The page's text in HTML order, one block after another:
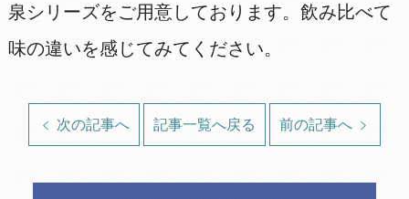
泉シリーズをご用意しております。飲み比べて
味の違いを感じてみてください。
次の記事へ 記事一覧へ戻る 前の記事へ